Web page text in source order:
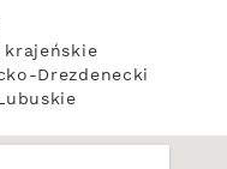
krajeńskie
Drezdenecki